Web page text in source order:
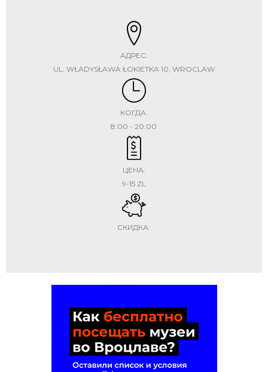
АДРЕС:
UL. WŁADYSŁAWA ŁOKIETKA 10, WROCLAW
КОГДА:
8:00 - 20:00
ЦЕНА:
9-15 ZL
СКИДКА: